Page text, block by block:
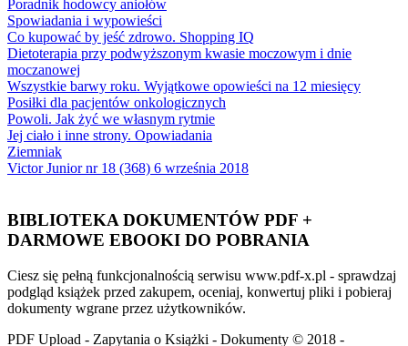
Poradnik hodowcy aniołów
Spowiadania i wypowieści
Co kupować by jeść zdrowo. Shopping IQ
Dietoterapia przy podwyższonym kwasie moczowym i dnie
moczanowej
Wszystkie barwy roku. Wyjątkowe opowieści na 12 miesięcy
Posiłki dla pacjentów onkologicznych
Powoli. Jak żyć we własnym rytmie
Jej ciało i inne strony. Opowiadania
Ziemniak
Victor Junior nr 18 (368) 6 września 2018
BIBLIOTEKA DOKUMENTÓW PDF +
DARMOWE EBOOKI DO POBRANIA
Ciesz się pełną funkcjonalnością serwisu www.pdf-x.pl - sprawdzaj
podgląd książek przed zakupem, oceniaj, konwertuj pliki i pobieraj
dokumenty wgrane przez użytkowników.
PDF Upload - Zapytania o Książki - Dokumenty © 2018 -